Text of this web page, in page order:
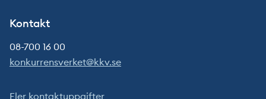
Kontakt
08-700 16 00
konkurrensverket@kkv.se
Fler kontaktuppgifter